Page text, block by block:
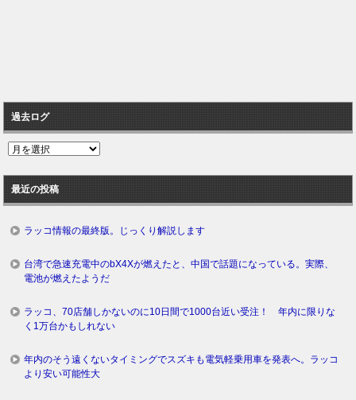
過去ログ
過
ロ
グ
最近の投稿
ラッコ情報の最終版。じっくり解説します
台湾で急速充電中のbX4Xが燃えたと、中国で話題になっている。実際、
電池が燃えたようだ
ラッコ、70店舗しかないのに10日間で1000台近い受注！ 年内に限りな
く1万台かもしれない
年内のそう遠くないタイミングでスズキも電気軽乗用車を発表へ。ラッコ
より安い可能性大